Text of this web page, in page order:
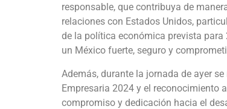
responsable, que contribuya de
relaciones con Estados Unidos,
de la política económica prevista
un México fuerte, seguro y
Además, durante la jornada de ayer
Empresaria 2024 y el reconocimiento
compromiso y dedicación hacia el